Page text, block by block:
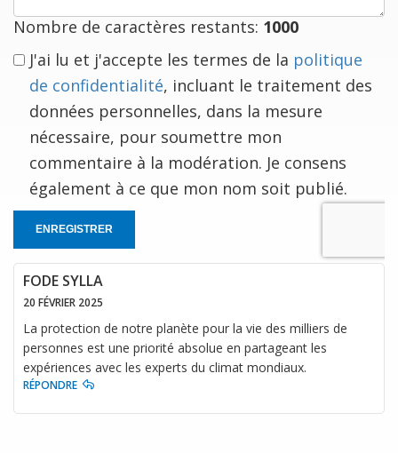
Nombre de caractères restants: 1000
J'ai lu et j'accepte les termes de la politique
de confidentialité, incluant le traitement des
données personnelles, dans la mesure
nécessaire, pour soumettre mon
commentaire à la modération. Je consens
également à ce que mon nom soit publié.
ENREGISTRER
FODE SYLLA
20 FÉVRIER 2025
La protection de notre planète pour la vie des milliers de
personnes est une priorité absolue en partageant les
expériences avec les experts du climat mondiaux.
RÉPONDRE